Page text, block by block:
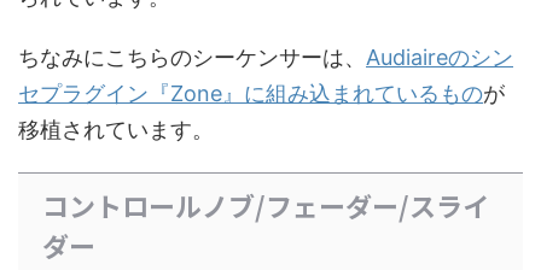
ちなみにこちらのシーケンサーは、 Audiaireのシン
セプラグイン『Zone』に組み込まれているものが
移植されています。
コントロールノブ/フェーダー/スライ
ダー